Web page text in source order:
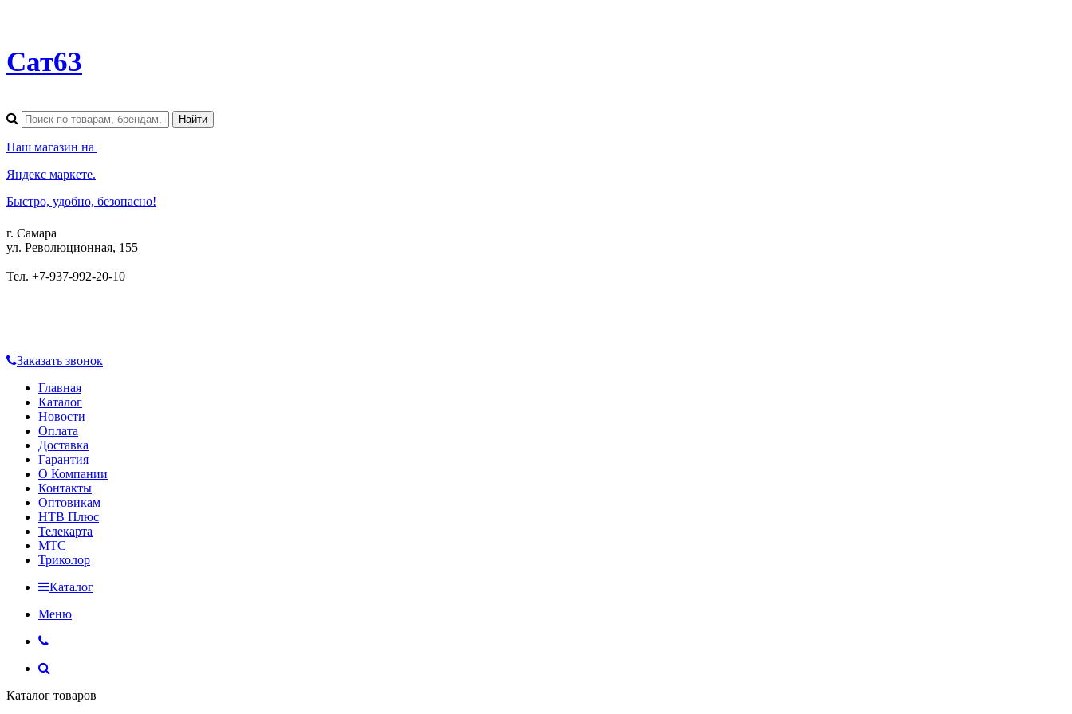
Сат63
Наш магазин на
Яндекс маркете.
Быстро, удобно, безопасно!
г. Самара
ул. Революционная, 155
Тел. +7-937-992-20-10
Заказать звонок
Главная
Каталог
Новости
Оплата
Доставка
Гарантия
О Компании
Контакты
Оптовикам
НТВ Плюс
Телекарта
МТС
Триколор
Каталог
Меню
Каталог товаров